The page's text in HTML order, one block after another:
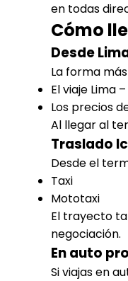
en todas
Cómo
Desde
La forma
El viaje Lima
Los precios
Al llegar al
Traslado
Desde el
Taxi
Mototaxi
El trayecto
negociación.
En auto
Si viajas en